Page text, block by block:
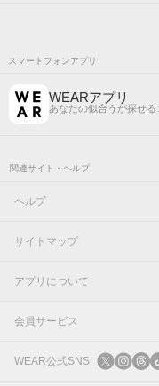
スマートフォンアプリ
WEARアプリ
あなたの似合うが探せ
関連サイト・ヘルプ
ヘルプ
サイトマップ
アプリについて
会員サービス
ログイン
WEAR公式SNS